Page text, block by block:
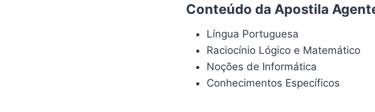
Conteúdo da Apostila
Língua Portuguesa
Raciocínio Lógico e Matemático
Noções de Informática
Conhecimentos Específicos